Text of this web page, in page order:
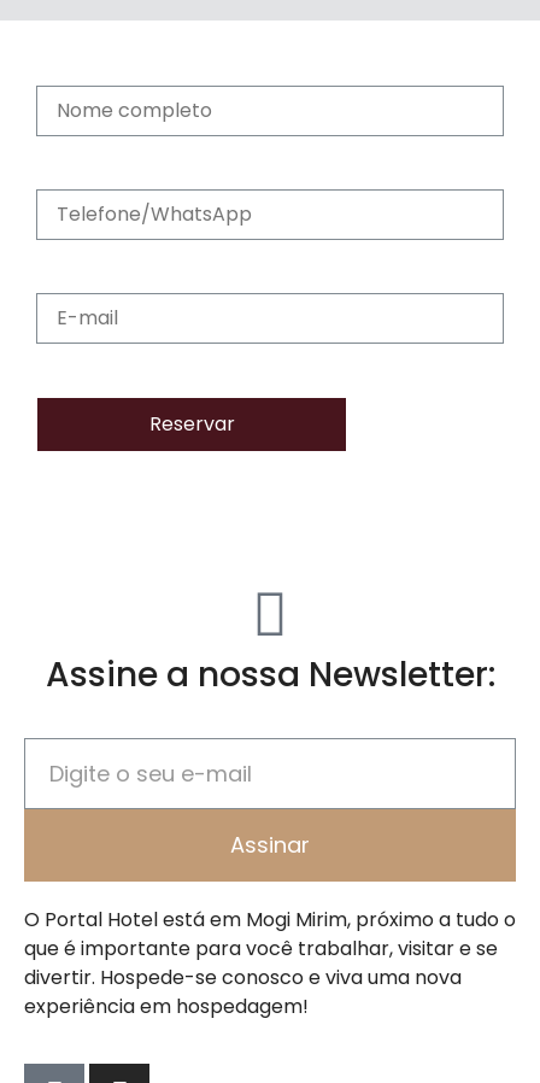
Assine a nossa Newsletter:
Assinar
O Portal Hotel está em Mogi Mirim, próximo a tudo o
que é importante para você trabalhar, visitar e se
divertir. Hospede-se conosco e viva uma nova
experiência em hospedagem!